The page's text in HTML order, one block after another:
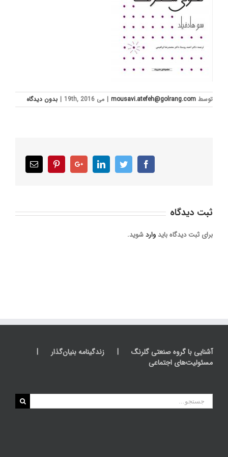
توسط mousavi.atefeh@golrang.com
| می 19th, 2016 | بدون ديدگاه
Facebook
Twitter
LinkedIn
Google+
Pinterest
Email
ثبت ديدگاه
برای ثبت دیدگاه باید واردشوید.
آشنایی با گروه صنعتی گلرنگ
زندگینامه بنیان‌گذار
مسئولیت‌های اجتماعی
جستجو
برای: